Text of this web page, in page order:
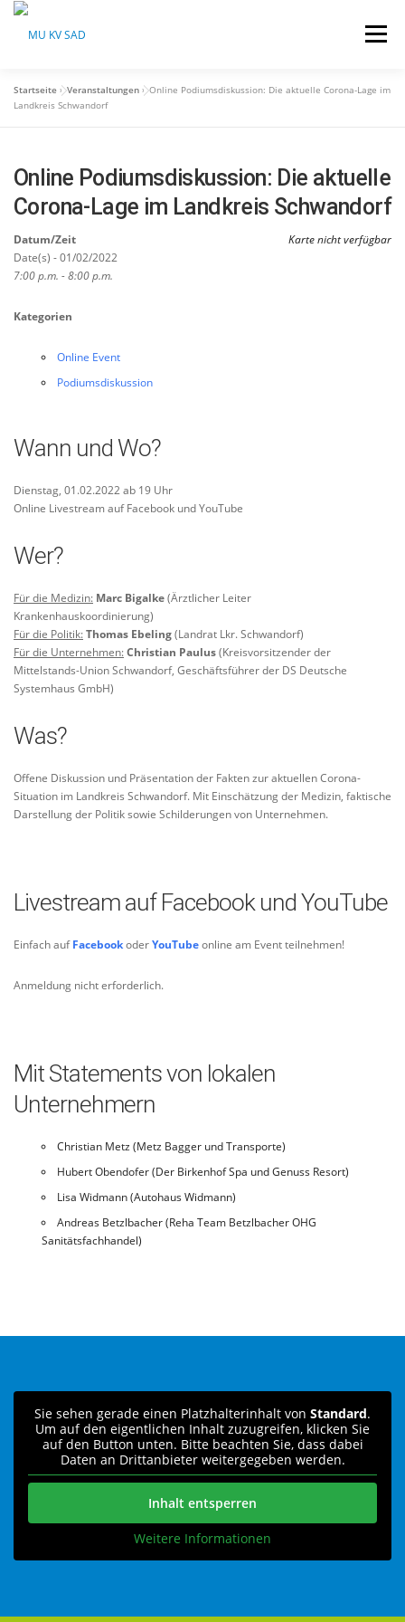
Menü
HOME ÜBER UNS
VERANSTALTUNGEN SPONSOREN
NEWSLETTER
Startseite »Veranstaltungen »Online Podiumsdiskussion: Die aktuelle Corona-Lage im
Landkreis Schwandorf
Online Podiumsdiskussion: Die aktuelle
Corona-Lage im Landkreis Schwandorf
Karte nicht verfügbar
Datum/Zeit
Date(s) - 01/02/2022
7:00 p.m. - 8:00 p.m.
Kategorien
Online Event
Podiumsdiskussion
Wann und Wo?
Dienstag, 01.02.2022 ab 19 Uhr
Online Livestream auf Facebook und YouTube
Wer?
Für die Medizin: Marc Bigalke(Ärztlicher Leiter
Krankenhauskoordinierung)
Für die Politik:Thomas Ebeling(Landrat Lkr. Schwandorf)
Für die Unternehmen:Christian Paulus(Kreisvorsitzender der
Mittelstands-Union Schwandorf, Geschäftsführer der DS Deutsche
Systemhaus GmbH)
Was?
Offene Diskussion und Präsentation der Fakten zur aktuellen Corona-
Situation im Landkreis Schwandorf. Mit Einschätzung der Medizin, faktische
Darstellung der Politik sowie Schilderungen von Unternehmen.
Livestream auf Facebook und YouTube
Einfach aufFacebookoderYouTubeonline am Event teilnehmen!
Anmeldung nicht erforderlich.
Mit Statements von lokalen
Unternehmern
Christian Metz (Metz Bagger und Transporte)
Hubert Obendofer (Der Birkenhof Spa und Genuss Resort)
Lisa Widmann (Autohaus Widmann)
Andreas Betzlbacher (Reha Team Betzlbacher OHG
Sanitätsfachhandel)
Sie sehen gerade einen Platzhalterinhalt von Standard.
Um auf den eigentlichen Inhalt zuzugreifen, klicken Sie
auf den Button unten. Bitte beachten Sie, dass dabei
Daten an Drittanbieter weitergegeben werden.
Inhalt entsperren
Weitere Informationen